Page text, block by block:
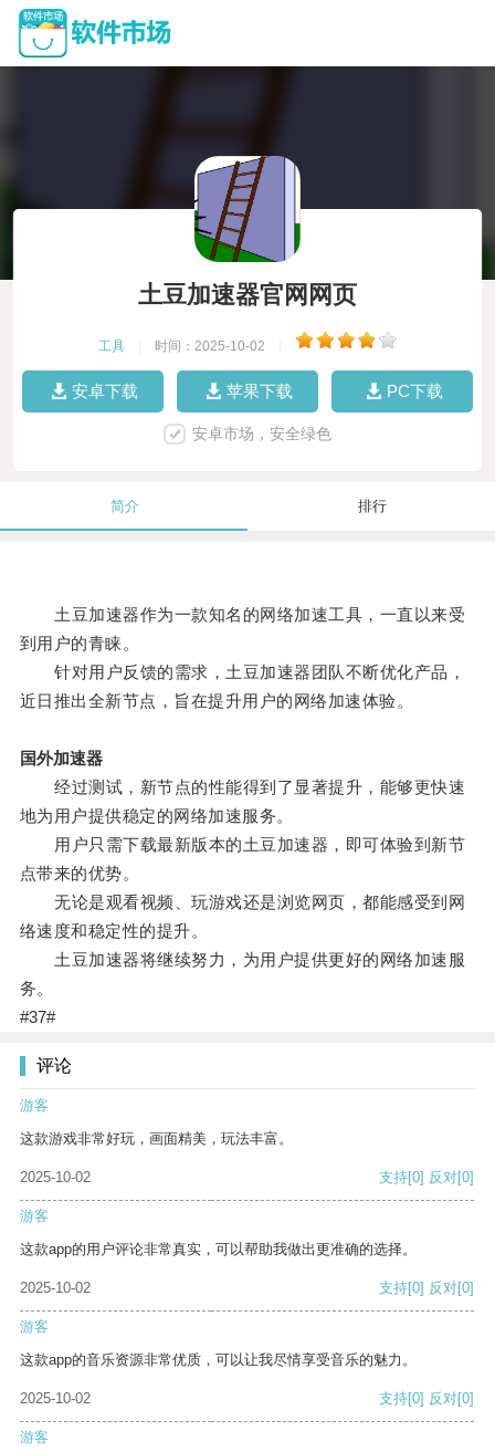
土豆加速器官网网页
工具 时间：2025-10-02
安卓下载 苹果下载 PC下载
安卓市场，安全绿色
简介 排行
土豆加速器作为一款知名的网络加速工具，一直以来受
到用户的青睐。
针对用户反馈的需求，土豆加速器团队不断优化产品，
近日推出全新节点，旨在提升用户的网络加速体验。
国外加速器
经过测试，新节点的性能得到了显著提升，能够更快速
地为用户提供稳定的网络加速服务。
用户只需下载最新版本的土豆加速器，即可体验到新节
点带来的优势。
无论是观看视频、玩游戏还是浏览网页，都能感受到网
络速度和稳定性的提升。
土豆加速器将继续努力，为用户提供更好的网络加速服
务。
#37#
评论
游客
这款游戏非常好玩，画面精美，玩法丰富。
2025-10-02 支持[0] 反对[0]
游客
这款app的用户评论非常真实，可以帮助我做出更准确的选择。
2025-10-02 支持[0] 反对[0]
游客
这款app的音乐资源非常优质，可以让我尽情享受音乐的魅力。
2025-10-02 支持[0] 反对[0]
游客